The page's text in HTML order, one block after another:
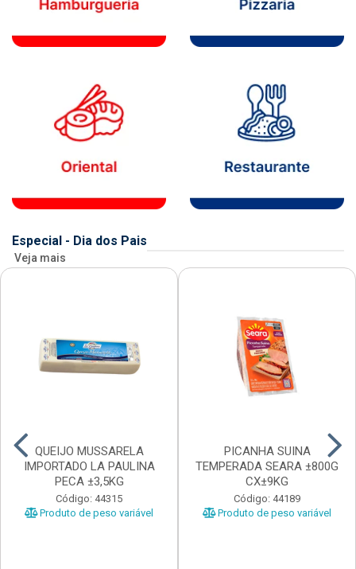
Especial - Dia dos Pais
Veja mais
QUEIJO MUSSARELA
IMPORTADO LA PAULINA
PECA ±3,5KG
Código: 44315
Produto de peso variável
PICANHA SUINA
TEMPERADA SEARA ±800G
CX±9KG
Código: 44189
Produto de peso variável